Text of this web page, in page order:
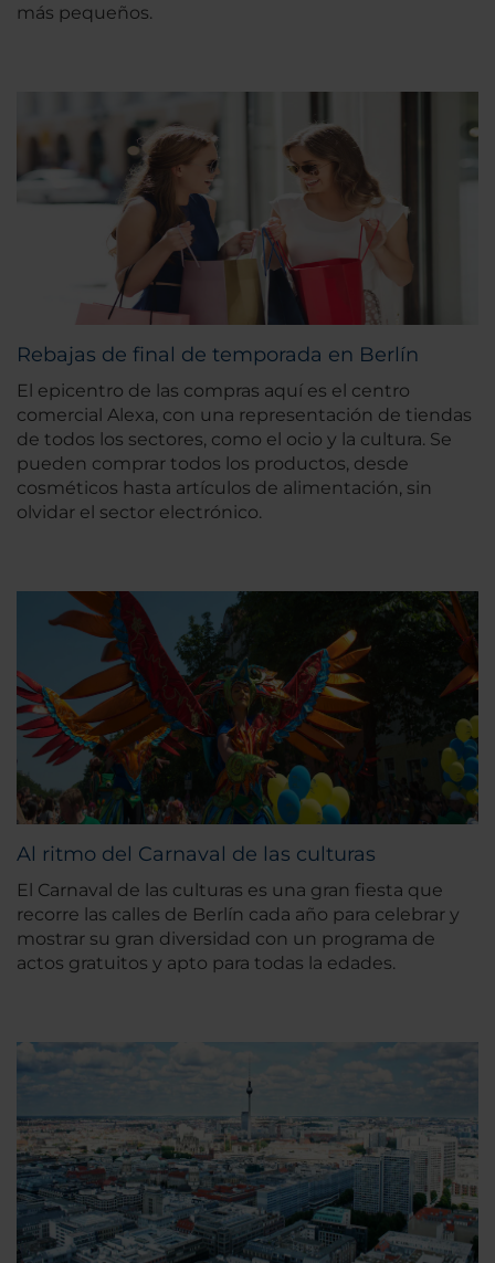
más pequeños.
Rebajas de final de temporada en Berlín
El epicentro de las compras aquí es el centro
comercial Alexa, con una representación de tiendas
de todos los sectores, como el ocio y la cultura. Se
pueden comprar todos los productos, desde
cosméticos hasta artículos de alimentación, sin
olvidar el sector electrónico.
Al ritmo del Carnaval de las culturas
El Carnaval de las culturas es una gran fiesta que
recorre las calles de Berlín cada año para celebrar y
mostrar su gran diversidad con un programa de
actos gratuitos y apto para todas la edades.